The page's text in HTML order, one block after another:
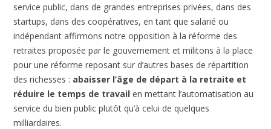
service public, dans de grandes entreprises privées, dans des
startups, dans des coopératives, en tant que salarié ou
indépendant affirmons notre opposition à la réforme des
retraites proposée par le gouvernement et militons à la place
pour une réforme reposant sur d’autres bases de répartition
des richesses : abaisser l’âge de départ à la retraite et
réduire le temps de travail en mettant l’automatisation au
service du bien public plutôt qu’à celui de quelques
milliardaires.